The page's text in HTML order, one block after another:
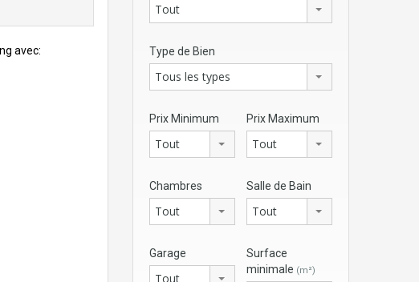
avec:
Tout
Type de Bien
Tous les types
Prix Minimum
Tout
Prix Maximum
Tout
Chambres
Tout
Salle de Bain
Tout
Garage
Tout
Surface
minimale (m²)